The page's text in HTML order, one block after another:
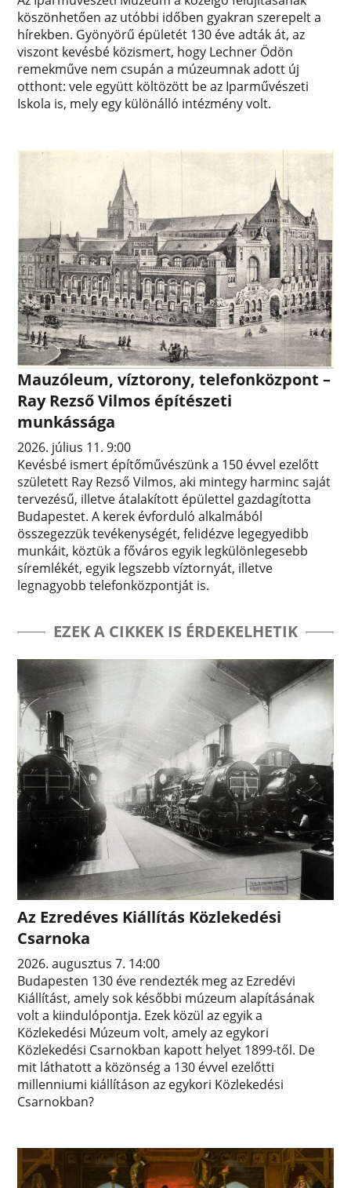
köszönhetően az utóbbi időben gyakran szerepelt a
hírekben. Gyönyörű épületét 130 éve adták át, az
viszont kevésbé közismert, hogy Lechner Ödön
remekműve nem csupán a múzeumnak adott új
otthont: vele együtt költözött be az Iparművészeti
Iskola is, mely egy különálló intézmény volt.
Mauzóleum, víztorony, telefonközpont –
Ray Rezső Vilmos építészeti
munkássága
2026. július 11. 9:00
Kevésbé ismert építőművészünk a 150 évvel ezelőtt
született Ray Rezső Vilmos, aki mintegy harminc saját
tervezésű, illetve átalakított épülettel gazdagította
Budapestet. A kerek évforduló alkalmából
összegezzük tevékenységét, felidézve legegyedibb
munkáit, köztük a főváros egyik legkülönlegesebb
síremlékét, egyik legszebb víztornyát, illetve
legnagyobb telefonközpontját is.
EZEK A CIKKEK IS ÉRDEKELHETIK
Az Ezredéves Kiállítás Közlekedési
Csarnoka
2026. augusztus 7. 14:00
Budapesten 130 éve rendezték meg az Ezredévi
Kiállítást, amely sok későbbi múzeum alapításának
volt a kiindulópontja. Ezek közül az egyik a
Közlekedési Múzeum volt, amely az egykori
Közlekedési Csarnokban kapott helyet 1899-től. De
mit láthatott a közönség a 130 évvel ezelőtti
millenniumi kiállításon az egykori Közlekedési
Csarnokban?